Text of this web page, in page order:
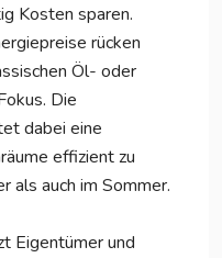
Kosten sparen.
rücken
Öl- oder
Die
dabei eine
effizient zu
auch im Sommer.
Eigentümer und